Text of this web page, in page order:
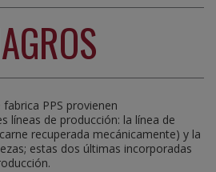
PPS provienen
líneas de producción: la línea de
recuperada mecánicamente) y la
estas dos últimas incorporadas